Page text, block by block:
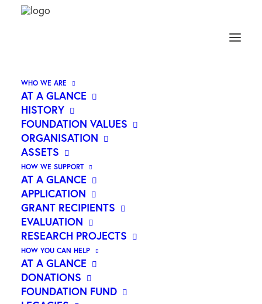
WHO WE ARE
AT A GLANCE
HISTORY
FOUNDATION VALUES
ORGANISATION
ASSETS
HOW WE SUPPORT
AT A GLANCE
APPLICATION
GRANT RECIPIENTS
EVALUATION
RESEARCH PROJECTS
HOW YOU CAN HELP
AT A GLANCE
DONATIONS
FOUNDATION FUND